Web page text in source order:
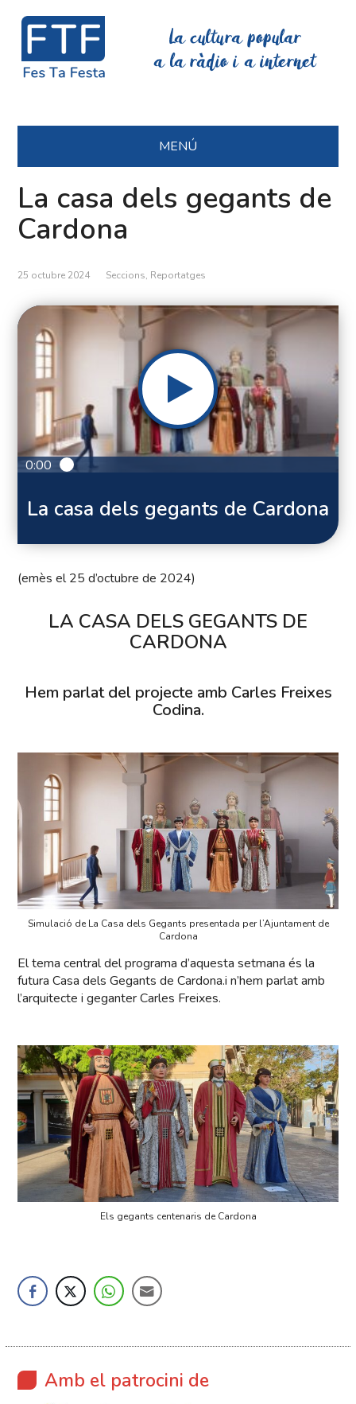
La cultura popular
a la ràdio i a internet
MENÚ
La casa dels gegants de
Cardona
25 octubre 2024 Seccions, Reportatges
0:00
La casa dels gegants de Cardona
(emès el 25 d’octubre de 2024)
LA CASA DELS GEGANTS DE
CARDONA
Hem parlat del projecte amb Carles Freixes
Codina.
Simulació de La Casa dels Gegants presentada per l’Ajuntament de
Cardona
El tema central del programa d’aquesta setmana és la
futura Casa dels Gegants de Cardona.i n’hem parlat amb
l’arquitecte i geganter Carles Freixes.
Els gegants centenaris de Cardona
Amb el patrocini de